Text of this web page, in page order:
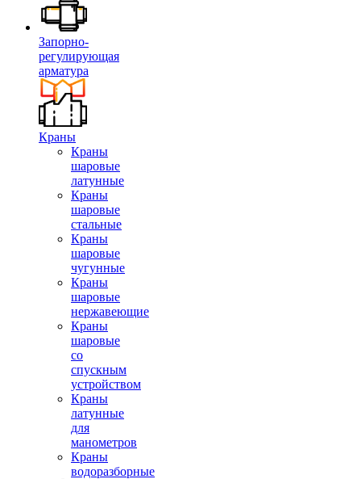
Запорно-
регулирующая
арматура
Краны
Краны
шаровые
латунные
Краны
шаровые
стальные
Краны
шаровые
чугунные
Краны
шаровые
нержавеющие
Краны
шаровые
со
спускным
устройством
Краны
латунные
для
манометров
Краны
водоразборные